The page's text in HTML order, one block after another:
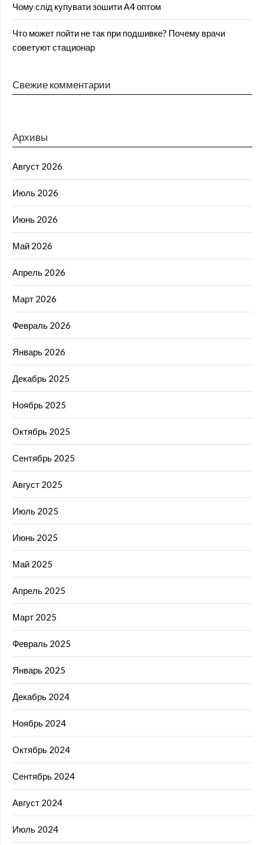
Чому слід купувати зошити А4 оптом
Что может пойти не так при подшивке? Почему врачи
советуют стационар
Свежие комментарии
Архивы
Август 2026
Июль 2026
Июнь 2026
Май 2026
Апрель 2026
Март 2026
Февраль 2026
Январь 2026
Декабрь 2025
Ноябрь 2025
Октябрь 2025
Сентябрь 2025
Август 2025
Июль 2025
Июнь 2025
Май 2025
Апрель 2025
Март 2025
Февраль 2025
Январь 2025
Декабрь 2024
Ноябрь 2024
Октябрь 2024
Сентябрь 2024
Август 2024
Июль 2024